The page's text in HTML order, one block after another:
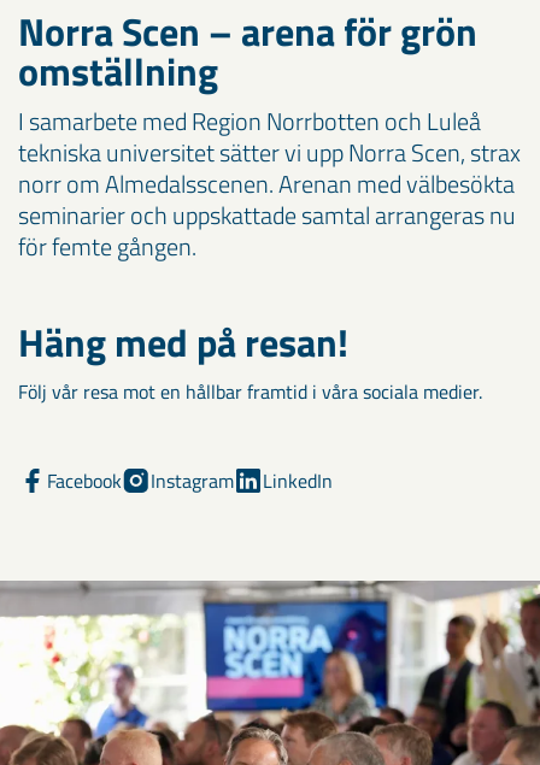
Norra Scen – arena för grön
omställning
I samarbete med Region Norrbotten och Luleå
tekniska universitet sätter vi upp Norra Scen, strax
norr om Almedalsscenen. Arenan med välbesökta
seminarier och uppskattade samtal arrangeras nu
för femte gången.
Häng med på resan!
Följ vår resa mot en hållbar framtid i våra sociala medier.
Facebook Instagram LinkedIn